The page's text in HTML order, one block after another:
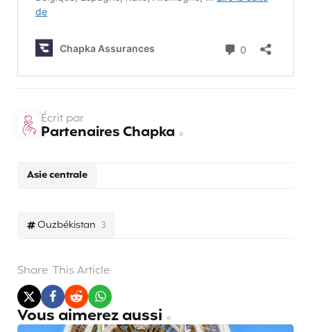
Ouzbékistan 3
Asie centrale
Écrit par
Partenaires Chapka
Share This Article
Vous aimerez aussi